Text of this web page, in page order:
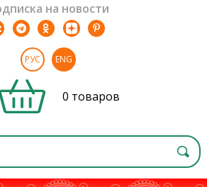
на новости
РУС ENG
0 товаров